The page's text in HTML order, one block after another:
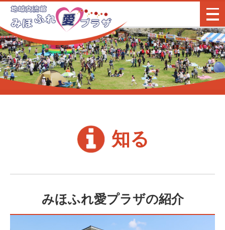
地域交流会館 みほふれ
知る
みほふれ愛プラザの紹介